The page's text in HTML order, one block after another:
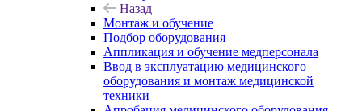
Назад
Монтаж и обучение
Подбор оборудования
Аппликация и обучение медперсонала
Ввод в эксплуатацию медицинского
оборудования и монтаж медицинской
техники